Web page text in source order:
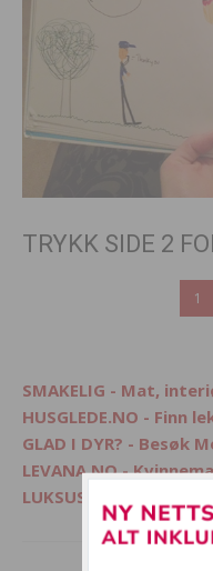
TRYKK SIDE 2
1
SMAKELIG - Mat,
HUSGLEDE.NO -
GLAD I DYR? - Besøk
LEVANA.NO -
LUKSUSFERIE.NO -